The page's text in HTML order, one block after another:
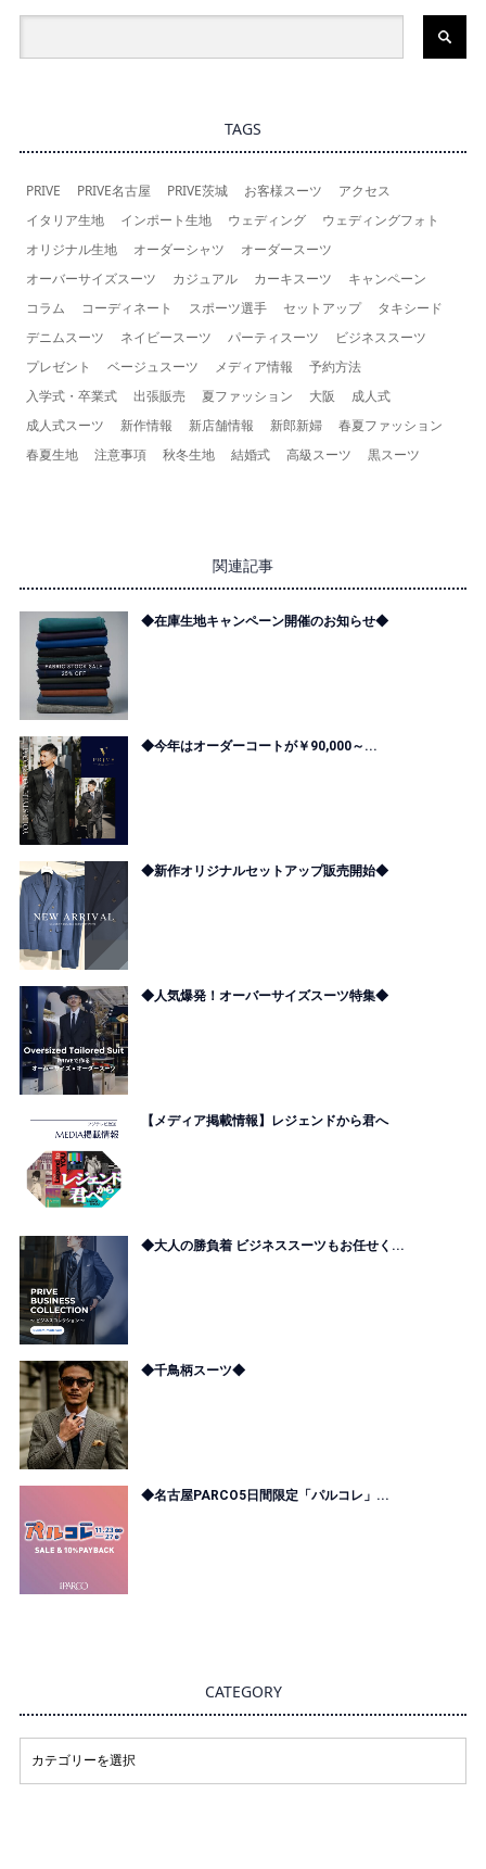
TAGS
PRIVE PRIVE名古屋 PRIVE茨城 お客様スーツ
アクセス
イタリア生地
インポート生地 ウェディング
ウェディングフォト
オリジナル生地
オーダーシャツ
オーダースーツ
オーバーサイズスーツ
カジュアル カーキスーツ
キャンペーン
コラム
コーディネート スポーツ選手 セットアップ
タキシード
デニムスーツ
ネイビースーツ パーティスーツ
ビジネススーツ
プレゼント
ベージュスーツ メディア情報
予約方法
入学式・卒業式
出張販売 夏ファッション 大阪
成人式
成人式スーツ
新作情報 新店舗情報 新郎新婦
春夏ファッション
春夏生地
注意事項 秋冬生地 結婚式 高級スーツ 黒スーツ
関連記事
◆在庫生地キャンペーン開催のお知らせ◆
◆今年はオーダーコートが￥90,000～...
◆新作オリジナルセットアップ販売開始◆
◆人気爆発！オーバーサイズスーツ特集◆
【メディア掲載情報】レジェンドから君へ
◆大人の勝負着 ビジネススーツもお任せく...
◆千鳥柄スーツ◆
◆名古屋PARCO5日間限定「パルコレ」...
CATEGORY